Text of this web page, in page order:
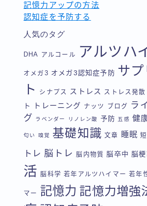
記憶力アップの方法
認知症を予防する
人気のタグ
DHA アルコール アルツハ
オメガ3 オメガ3認知症予防 サ
ト
シナプス ストレス ストレス発散
ト
トレーニング ナッツ ブログ
ラ
グ
ラベンダー リノレン酸 予防 五感 健
匂い 嗅覚 基礎知識 文章 睡眠
トレ 脳トレ 脳内物質 脳卒中 脳
活
脳科学 若年アルツハイマー 若年
マー 記憶力 記憶力増強